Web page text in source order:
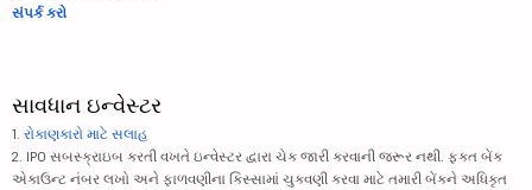
સંપર્ક કરો
સાવધાન ઇન્વેસ્ટર
1. રોકાણકારો માટે સલાહ
2. IPO સબસ્ક્રાઇબ કરતી વખતે ઇન્વેસ્ટર દ્વારા ચેક જારી કરવાની જરૂર નથી. ફક્ત બેંક
એકાઉન્ટ નંબર લખો અને ફાળવણીના કિસ્સામાં ચુકવણી કરવા માટે તમારી બેંકને અધિકૃત